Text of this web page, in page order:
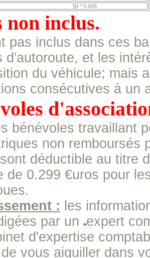
d * 0.606
non inclus.
pas inclus dans ces
d'autoroute, et les
du véhicule; mais
consécutives à un
bénévoles travaillant
non remboursés
déductible au titre
de 0.299 €uros pour
: les
par un expert
d'expertise
vous aiguiller dans